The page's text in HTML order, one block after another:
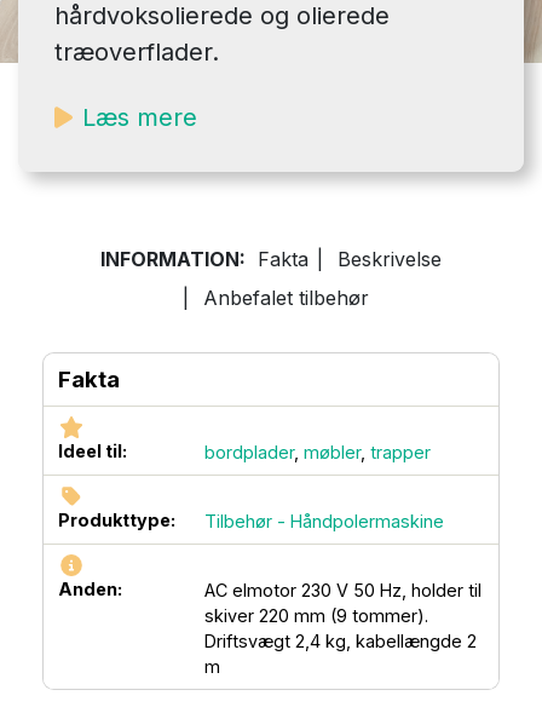
hårdvoksolierede og olierede
træoverflader.
Læs mere
INFORMATION: Fakta
Beskrivelse
Anbefalet tilbehør
Fakta
Ideel til: bordplader, møbler, trapper
Produkttype: Tilbehør - Håndpolermaskine
Anden:
AC elmotor 230 V 50 Hz, holder til
skiver 220 mm (9 tommer).
Driftsvægt 2,4 kg, kabellængde 2
m